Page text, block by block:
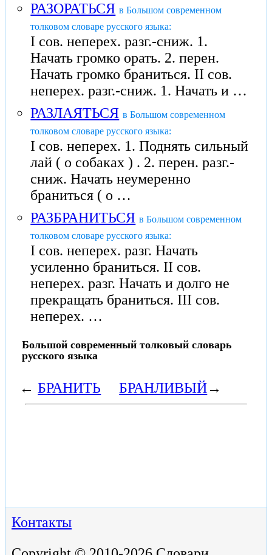
РАЗОРАТЬСЯ в Большом современном
толковом словаре русского языка:
I сов. неперех. разг.-сниж. 1.
Начать громко орать. 2. перен.
Начать громко браниться. II сов.
неперех. разг.-сниж. 1. Начать и …
РАЗЛАЯТЬСЯ в Большом современном
толковом словаре русского языка:
I сов. неперех. 1. Поднять сильный
лай ( о собаках ) . 2. перен. разг.-
сниж. Начать неумеренно
браниться ( о …
РАЗБРАНИТЬСЯ в Большом современном
толковом словаре русского языка:
I сов. неперех. разг. Начать
усиленно браниться. II сов.
неперех. разг. Начать и долго не
прекращать браниться. III сов.
неперех. …
Большой современный толковый словарь
русского языка
←БРАНИТЬ БРАНЛИВЫЙ→
Контакты